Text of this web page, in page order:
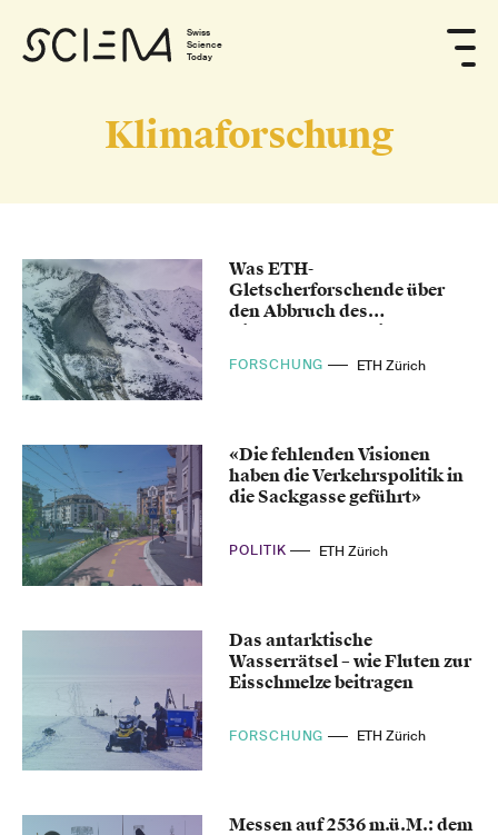
Swiss
Science
Today
Klimaforschung
Was ETH-
Gletscherforschende über
den Abbruch des
FORSCHUNG ETH Zürich
«Die fehlenden Visionen
haben die Verkehrspolitik in
die Sackgasse geführt»
POLITIK ETH Zürich
Das antarktische
Wasserrätsel – wie Fluten zur
Eisschmelze beitragen
FORSCHUNG ETH Zürich
Messen auf 2536 m.ü.M.: dem